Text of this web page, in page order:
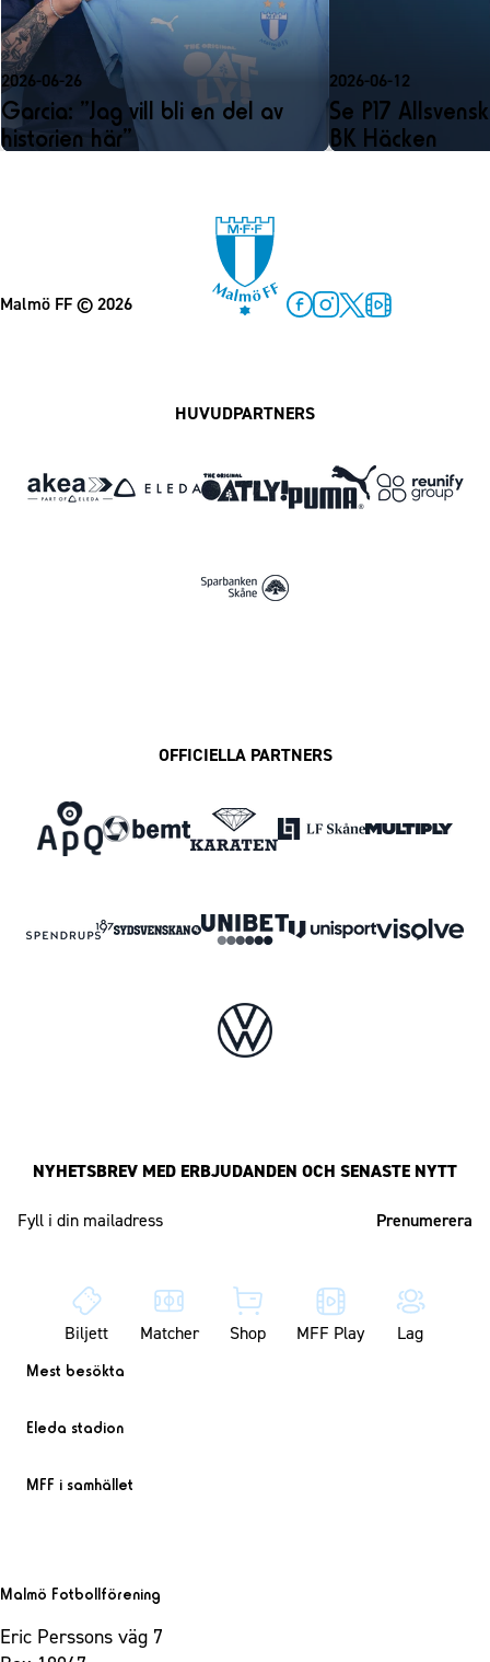
2026-06-26
Garcia: ”Jag vill bli en del av
historien här”
2026-06-12
Se P17
BK Häcken
Malmö FF© 2026
HUVUDPARTNERS
OFFICIELLA PARTNERS
NYHETSBREV MED ERBJUDANDEN OCH SENASTE NYTT
Biljett Matcher Shop MFF Play Lag
Mest besökta
Eleda stadion
MFF i samhället
Malmö Fotbollförening
Eric Perssons väg 7